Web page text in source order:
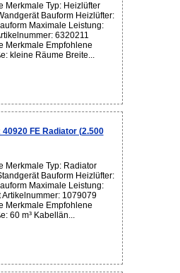
Merkmale Typ: Heizlüfter
Bauform Heizlüfter:
Maximale Leistung:
6320211
Merkmale Empfohlene
kleine Räume Breite...
40920 FE Radiator (2.500
Merkmale Typ: Radiator
Bauform Heizlüfter:
Maximale Leistung:
Artikelnummer: 1079079
Merkmale Empfohlene
60 m³ Kabellän...